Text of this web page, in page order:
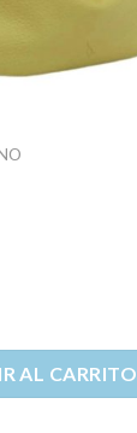
AL CARRITO